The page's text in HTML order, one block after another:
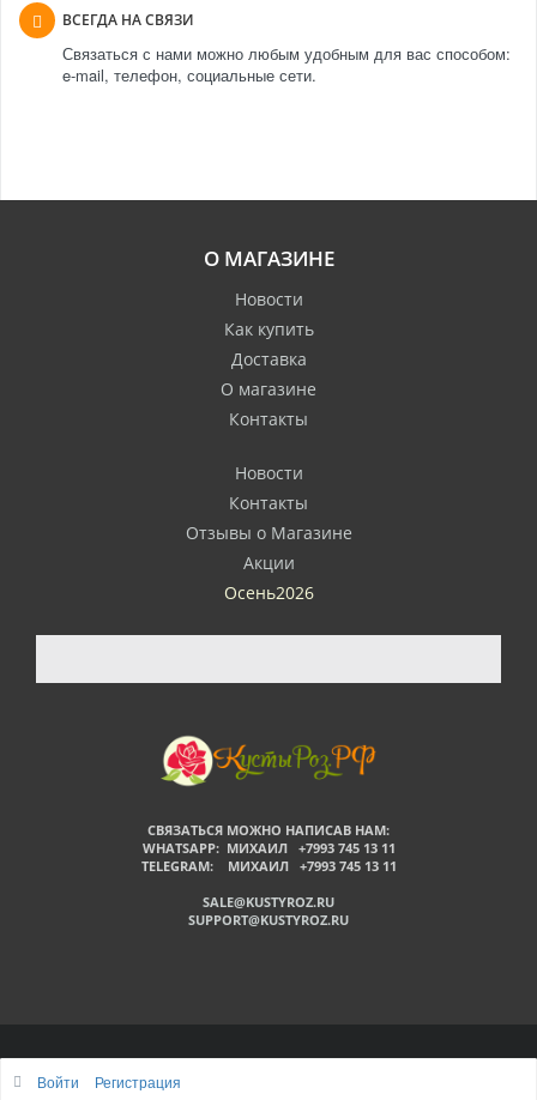
ВСЕГДА НА СВЯЗИ
Связаться с нами можно любым удобным для вас способом:
e-mail, телефон, социальные сети.
О МАГАЗИНЕ
Новости
Как купить
Доставка
О магазине
Контакты
Новости
Контакты
Отзывы о Магазине
Акции
Осень2026
СВЯЗАТЬСЯ МОЖНО НАПИСАВ НАМ:
WHATSAPP: МИХАИЛ +7993 745 13 11
TELEGRAM: МИХАИЛ +7993 745 13 11
SALE@KUSTYROZ.RU
SUPPORT@KUSTYROZ.RU
©
Войти
Регистрация